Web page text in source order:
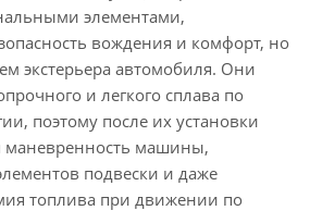
элементами,
вождения и комфорт, но
экстерьера автомобиля. Они
и легкого сплава по
поэтому после их установки
маневренность машины,
подвески и даже
топлива при движении по